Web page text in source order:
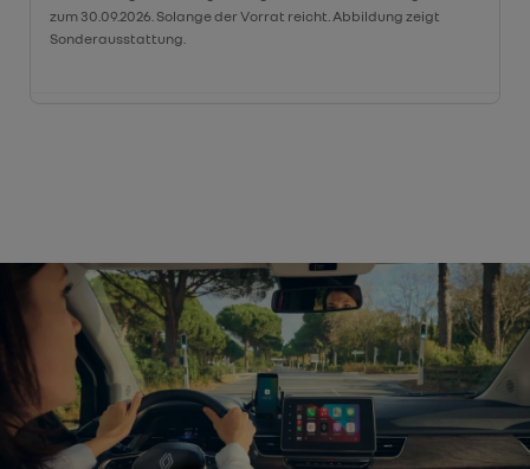
zum 30.09.2026. Solange der Vorrat reicht. Abbildung zeigt
Sonderausstattung.